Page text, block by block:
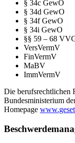
§ 34c GewO
§ 34d GewO
§ 34f GewO
§ 34i GewO
§§ 59 – 68
VersVermV
FinVermV
MaBV
ImmVermV
Die berufsrechtlichen
Bundesministerium
Homepage